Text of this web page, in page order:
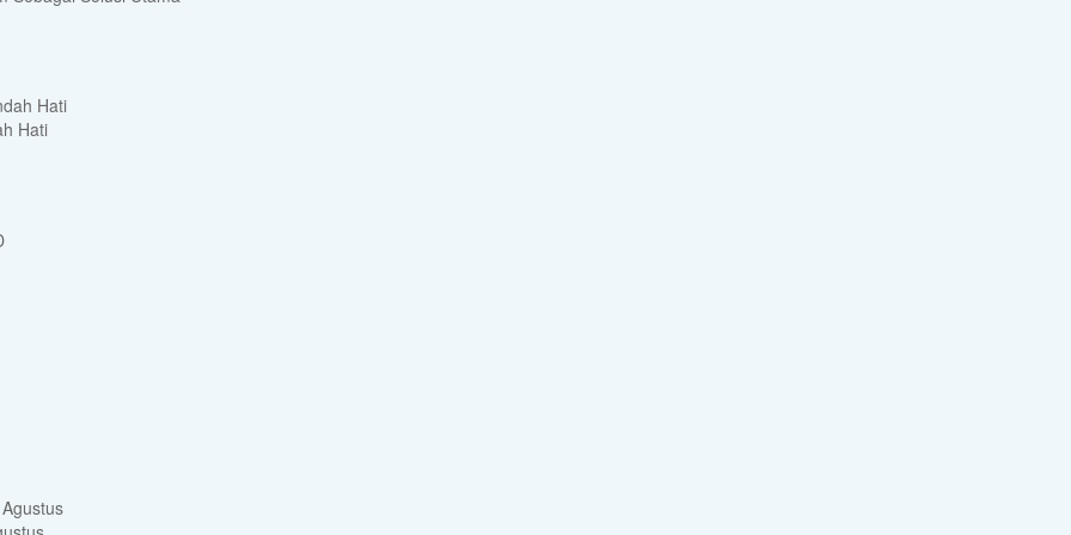
Hati